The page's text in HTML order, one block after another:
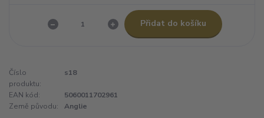
Přidat do košíku
Číslo
produktu:
s18
EAN kód:
5060011702961
Země původu:
Anglie